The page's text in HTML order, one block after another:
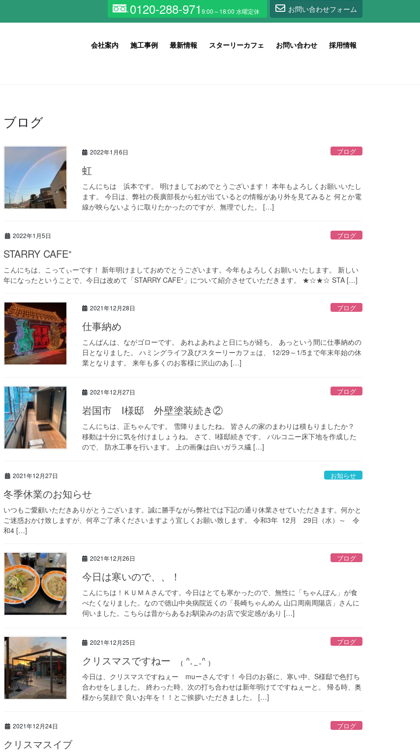
0120-288-971 お問い合わせフォーム
会社案内 施工事例 最新情報 スターリーカフェ お問い合わせ 採用情報
ブログ
2022年1月6日 ブログ
虹
こんにちは 浜本です。 明けましておめでとうございます！ 本年もよろしくお願いいたし
ます。 今日は、弊社の長廣部長から虹が出ているとの情報があり外を見てみると 何とか電
線が映らないように取りたかったのですが、無理でした。 […]
2022年1月5日 ブログ
STARRY CAFE⁺
こんにちは、こってぃーです！ 新年明けましておめでとうございます。今年もよろしくお願いいたします。 新しい
年になったということで、今日は改めて「STARRY CAFE⁺」について紹介させていただきます。 ★☆★☆ STA […]
2021年12月28日 ブログ
仕事納め
こんばんは、ながゴローです。 あれよあれよと日にちが経ち、 あっという間に仕事納めの
日となりました。 ハミングライフ及びスターリーカフェは、 12/29～1/5まで年末年始の休
業となります。 来年も多くのお客様に沢山のあ […]
2021年12月27日 ブログ
岩国市 I様邸 外壁塗装続き②
こんにちは、正ちゃんです。 雪降りましたね。 皆さんの家のまわりは積もりましたか？
移動は十分に気を付けましょうね。 さて、I様邸続きです。 バルコニー床下地を作成した
ので、 防水工事を行います。 上の画像は白いガラス繊 […]
2021年12月27日 お知らせ
冬季休業のお知らせ
いつもご愛顧いただきありがとうございます。誠に勝手ながら弊社では下記の通り休業させていただきます。何かと
ご迷惑おかけ致しますが、何卒ご了承くださいますよう宜しくお願い致します。 令和3年 12月 29日（水）～ 令
和4 […]
2021年12月26日 ブログ
今日は寒いので、、！
こんにちは！ＫＵＭＡさんです。今日はとても寒かったので、無性に「ちゃんぽん」が食
べたくなりました。なので徳山中央病院近くの「長崎ちゃんめん 山口周南周陽店」さんに
伺いました。こちらは昔からあるお馴染みのお店で安定感があり […]
2021年12月25日 ブログ
クリスマスですねー ₍ ᐢ. ̫ .ᐢ ₎
今日は、クリスマスですねぇー muーさんです！ 今日のお昼に、寒い中、S様邸で色打ち
合わせをしました。 終わった時、次の打ち合わせは新年明けてですねぇーと。 帰る時、奥
様から笑顔で 良いお年を！！とご挨拶いただきました。 […]
2021年12月24日 ブログ
クリスマスイブ